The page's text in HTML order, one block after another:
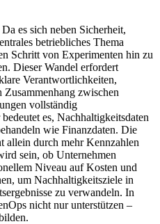
es sich neben Sicherheit,
betriebliches Thema
Schritt von Experimenten hin zu
Dieser Wandel erfordert
Verantwortlichkeiten,
zwischen
vollständig
es, Nachhaltigkeitsdaten
wie Finanzdaten. Die
durch mehr Kennzahlen
sein, ob Unternehmen
Niveau auf Kosten und
um Nachhaltigkeitsziele in
zu verwandeln. In
nicht nur unterstützen –